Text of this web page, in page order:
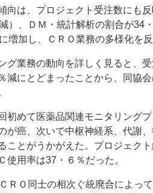
向は、プロジェクト受注数にも
）、ＤＭ・統計解析の割合が34
増加し、ＣＲＯ業務の多様化を
グ業務の動向を詳しく見ると、
減にとどまったことから、同協
初めて医薬品関連モニタリング
が癌、次いで中枢神経系、代謝
ことがうかがえた。プロジェク
使用率は37・６％だった。
ＲＯ同士の相次ぐ統廃合によっ